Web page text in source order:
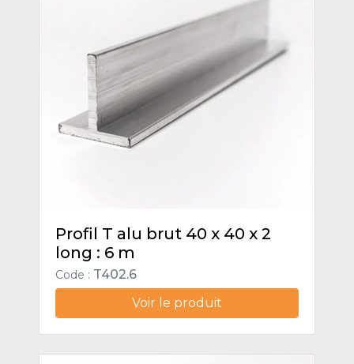
Profil T alu brut 40 x 40 x 2
long : 6 m
Code : T402.6
Voir le produit